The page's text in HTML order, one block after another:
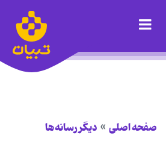
صفحه اصلی دیگر رسانه‌ها